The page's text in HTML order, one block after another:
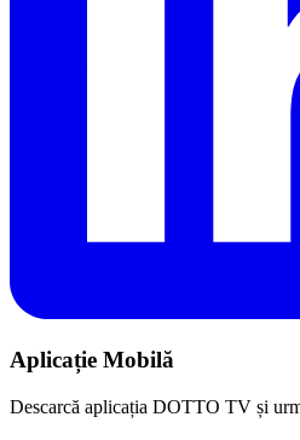
Aplicație Mobilă
Descarcă aplicația DOTTO TV și